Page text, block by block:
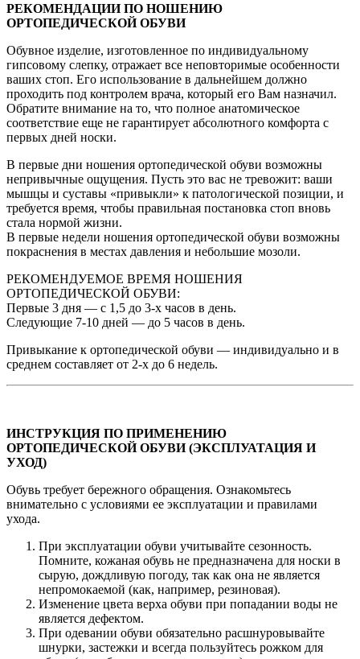
РЕКОМЕНДАЦИИ ПО НОШЕНИЮ
ОРТОПЕДИЧЕСКОЙ ОБУВИ
Обувное изделие, изготовленное по индивидуальному
гипсовому слепку, отражает все неповторимые особенности
ваших стоп. Его использование в дальнейшем должно
проходить под контролем врача, который его Вам назначил.
Обратите внимание на то, что полное анатомическое
соответствие еще не гарантирует абсолютного комфорта с
первых дней носки.
В первые дни ношения ортопедической обуви возможны
непривычные ощущения. Пусть это вас не тревожит: ваши
мышцы и суставы «привыкли» к патологической позиции, и
требуется время, чтобы правильная постановка стоп вновь
стала нормой жизни.
В первые недели ношения ортопедической обуви возможны
покраснения в местах давления и небольшие мозоли.
РЕКОМЕНДУЕМОЕ ВРЕМЯ НОШЕНИЯ
ОРТОПЕДИЧЕСКОЙ ОБУВИ:
Первые 3 дня — с 1,5 до 3-х часов в день.
Следующие 7-10 дней — до 5 часов в день.
Привыкание к ортопедической обуви — индивидуально и в
среднем составляет от 2-х до 6 недель.
ИНСТРУКЦИЯ ПО ПРИМЕНЕНИЮ
ОРТОПЕДИЧЕСКОЙ ОБУВИ (ЭКСПЛУАТАЦИЯ И
УХОД)
Обувь требует бережного обращения. Ознакомьтесь
внимательно с условиями ее эксплуатации и правилами
ухода.
При эксплуатации обуви учитывайте сезонность.
Помните, кожаная обувь не предназначена для носки в
сырую, дождливую погоду, так как она не является
непромокаемой (как, например, резиновая).
Изменение цвета верха обуви при попадании воды не
является дефектом.
При одевании обуви обязательно расшнуровывайте
шнурки, застежки и всегда пользуйтесь рожком для